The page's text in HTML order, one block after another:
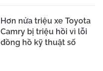
Hơn nửa triệu xe Toyota
Camry bị triệu hồi vì lỗi
đồng hồ kỹ thuật số